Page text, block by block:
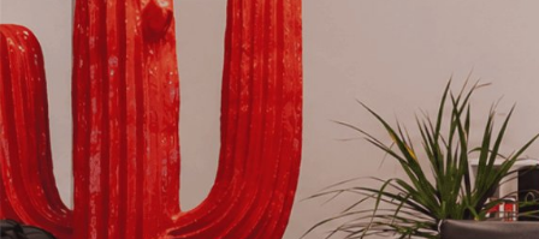
ACTUALITÉS
CONTACT